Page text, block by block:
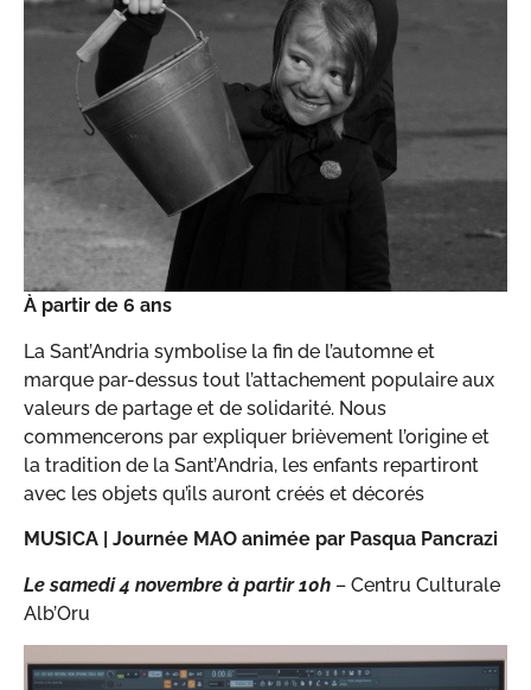
À partir de 6 ans
La Sant’Andria symbolise la fin de l’automne et
marque par-dessus tout l’attachement populaire aux
valeurs de partage et de solidarité. Nous
commencerons par expliquer brièvement l’origine et
la tradition de la Sant’Andria, les enfants repartiront
avec les objets qu’ils auront créés et décorés
MUSICA | Journée MAO animée par Pasqua Pancrazi
Le samedi 4 novembre à partir 10h – Centru Culturale
Alb’Oru